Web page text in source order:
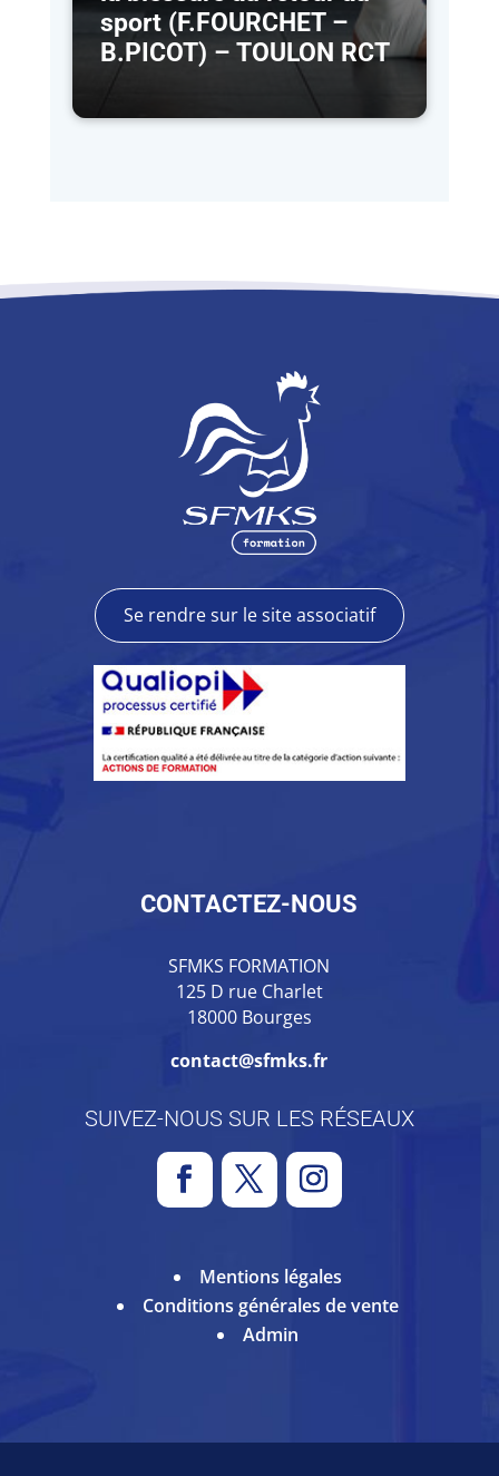
sport (F.FOURCHET –
B.PICOT) – TOULON RCT
Se rendre sur le site associatif
CONTACTEZ-NOUS
SFMKS FORMATION
125 D rue Charlet
18000 Bourges
contact@sfmks.fr
SUIVEZ-NOUS SUR LES RÉSEAUX
Mentions légales
Conditions générales de vente
Admin